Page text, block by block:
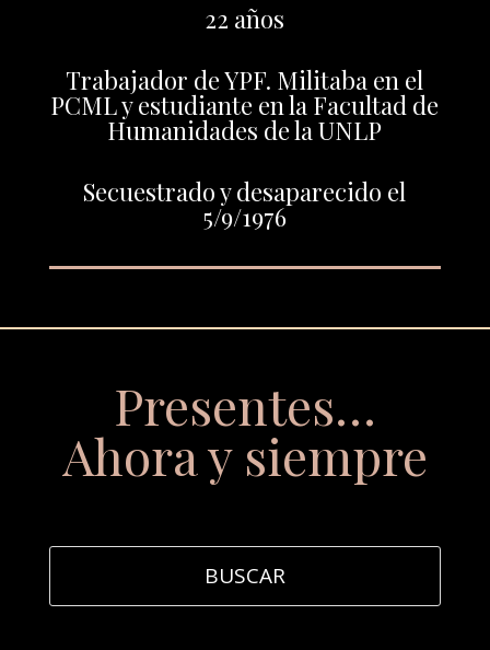
22 años
Trabajador de YPF. Militaba en el
PCML y estudiante en la Facultad de
Humanidades de la UNLP
Secuestrado y desaparecido el
5/9/1976
Presentes…
Ahora y siempre